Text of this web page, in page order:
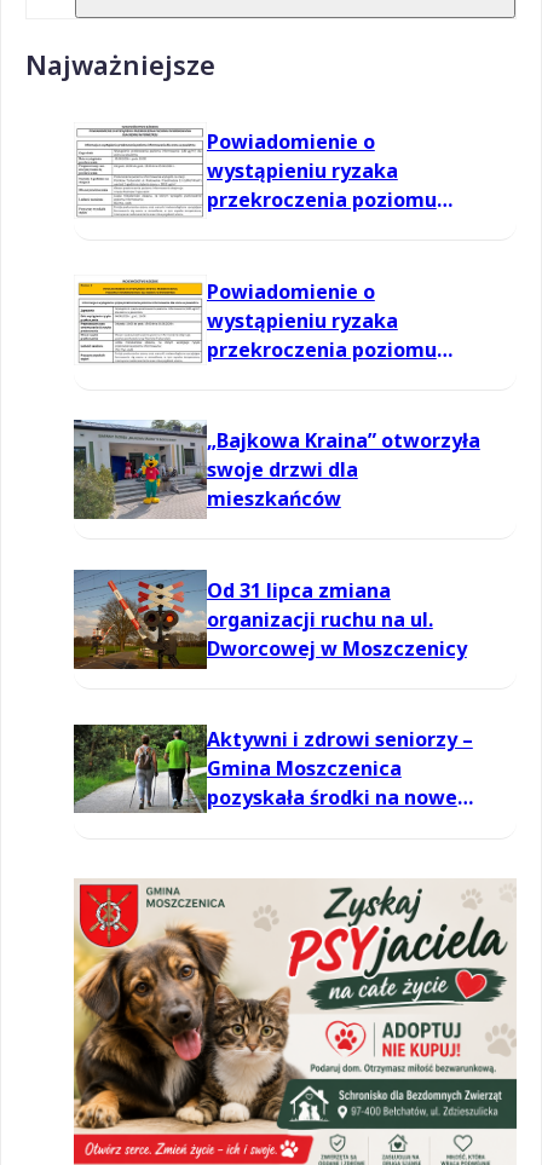
Najważniejsze
Powiadomienie o
wystąpieniu ryzaka
przekroczenia poziomu
Powiadomienie o
wystąpieniu ryzaka
przekroczenia poziomu
„Bajkowa Kraina” otworzyła
swoje drzwi dla
mieszkańców
Od 31 lipca zmiana
organizacji ruchu na ul.
Dworcowej w Moszczenicy
Aktywni i zdrowi seniorzy –
Gmina Moszczenica
pozyskała środki na nowe